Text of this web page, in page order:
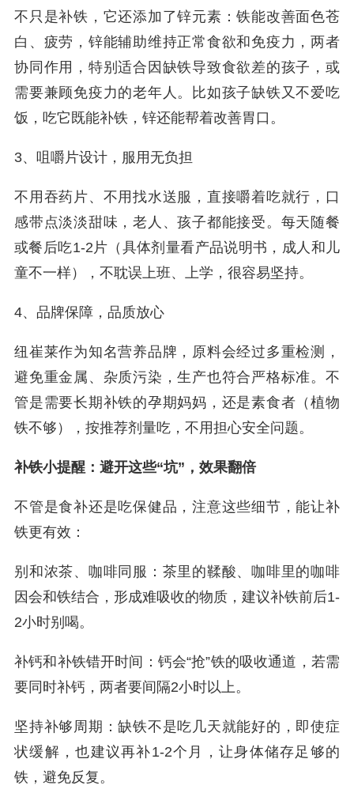
不只是补铁，它还添加了锌元素：铁能改善面色苍
白、疲劳，锌能辅助维持正常食欲和免疫力，两者
协同作用，特别适合因缺铁导致食欲差的孩子，或
需要兼顾免疫力的老年人。比如孩子缺铁又不爱吃
饭，吃它既能补铁，锌还能帮着改善胃口。
3、咀嚼片设计，服用无负担
不用吞药片、不用找水送服，直接嚼着吃就行，口
感带点淡淡甜味，老人、孩子都能接受。每天随餐
或餐后吃1-2片（具体剂量看产品说明书，成人和儿
童不一样），不耽误上班、上学，很容易坚持。
4、品牌保障，品质放心
纽崔莱作为知名营养品牌，原料会经过多重检测，
避免重金属、杂质污染，生产也符合严格标准。不
管是需要长期补铁的孕期妈妈，还是素食者（植物
铁不够），按推荐剂量吃，不用担心安全问题。
补铁小提醒：避开这些“坑”，效果翻倍
不管是食补还是吃保健品，注意这些细节，能让补
铁更有效：
别和浓茶、咖啡同服：茶里的鞣酸、咖啡里的咖啡
因会和铁结合，形成难吸收的物质，建议补铁前后1-
2小时别喝。
补钙和补铁错开时间：钙会“抢”铁的吸收通道，若需
要同时补钙，两者要间隔2小时以上。
坚持补够周期：缺铁不是吃几天就能好的，即使症
状缓解，也建议再补1-2个月，让身体储存足够的
铁，避免反复。